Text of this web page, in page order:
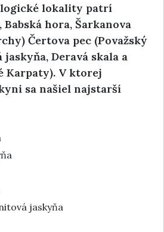
lokality patrí
hora, Šarkanova
Čertova pec (Považský
Deravá skala a
Karpaty). V ktorej
sa našiel najstarší
jaskyňa